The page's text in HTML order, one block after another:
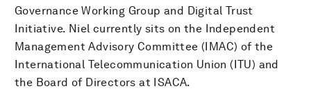
Governance Working Group and Digital Trust
Initiative. Niel currently sits on the Independent
Management Advisory Committee (IMAC) of the
International Telecommunication Union (ITU) and
the Board of Directors at ISACA.